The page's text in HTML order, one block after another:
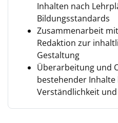
Inhalten nach
Bildungsstandards
Zusammenarbeit
Redaktion zur
Gestaltung
Überarbeitung und
bestehender
Verständlichkeit